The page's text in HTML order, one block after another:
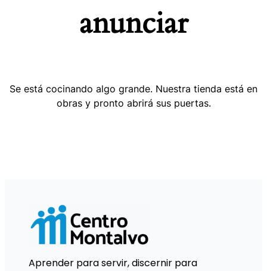
anunciar
Se está cocinando algo grande. Nuestra tienda está en
obras y pronto abrirá sus puertas.
Aprender para servir, discernir para